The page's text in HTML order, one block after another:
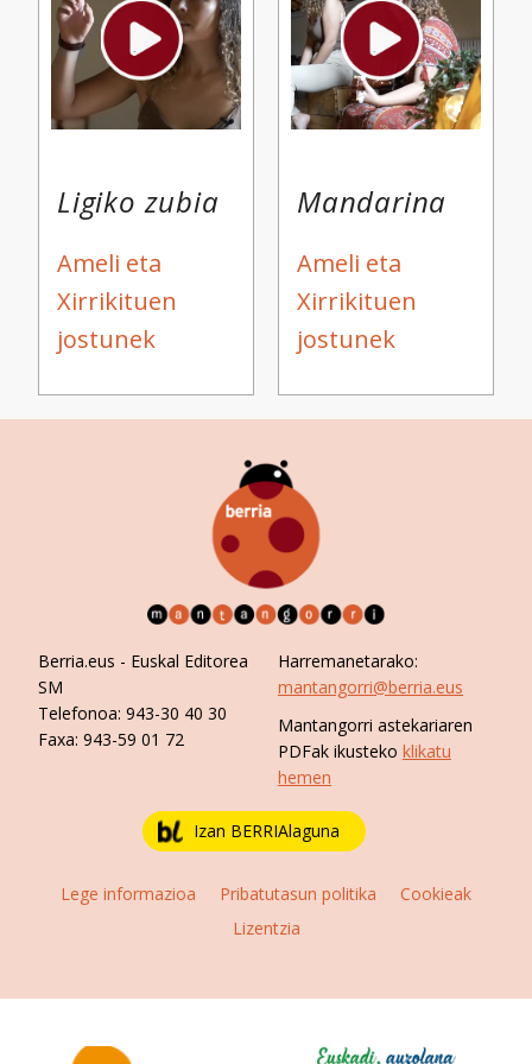
Find out more about how your personal data is processed
and set your preferences in the details section.
Webgune honek cookie propioak eta hirugarrenen cookie-
baliatzen gara. Ohar hau onartuz gero, teknologia hori
erabiltzeko baimen esplizitua ematen diguzu.
irakurri
Ligiko zubia
Ameli eta
Xirrikituen
jostunek
Mandarina
Ameli eta
Xirrikituen
jostunek
Berria.eus - Euskal Editorea
SM
Telefonoa: 943-30 40 30
Faxa: 943-59 01 72
Harremanetarako:
mantangorri@berria.eus
Mantangorri astekariaren
PDFak ikusteko klikatu
hemen
Izan BERRIAlaguna
Lege informazioa Pribatutasun politika
Cookieak
Lizentzia